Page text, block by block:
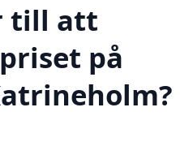
till att
på